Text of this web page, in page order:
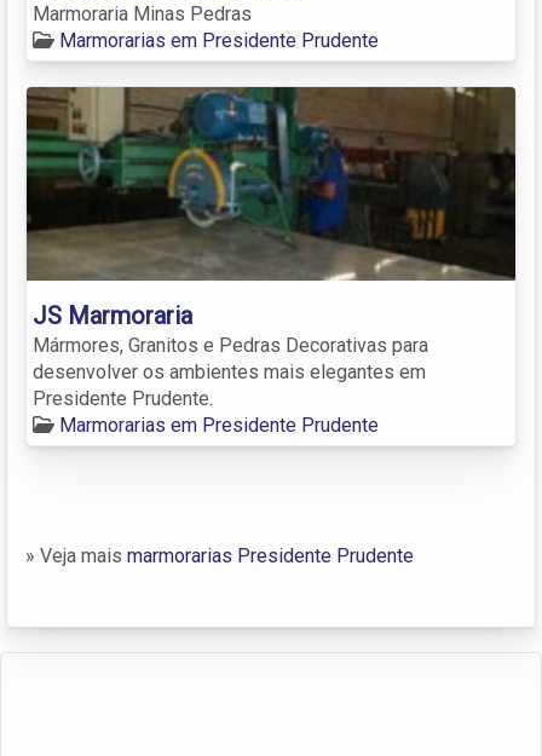
Marmoraria Minas Pedras
Marmorarias em Presidente Prudente
JS Marmoraria
Mármores, Granitos e Pedras Decorativas para
desenvolver os ambientes mais elegantes em
Presidente Prudente.
Marmorarias em Presidente Prudente
» Veja mais marmorarias Presidente Prudente